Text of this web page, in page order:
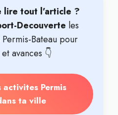
lire tout l’article ?
Decouverte les
Bateau pour
avances 👇
Permis
ta ville